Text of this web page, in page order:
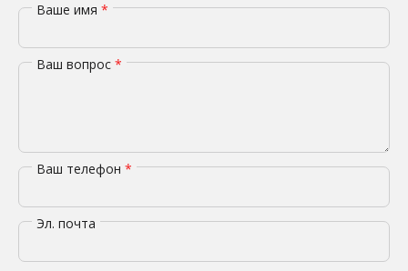
Ваше имя *
Ваш вопрос *
Ваш телефон *
Эл. почта